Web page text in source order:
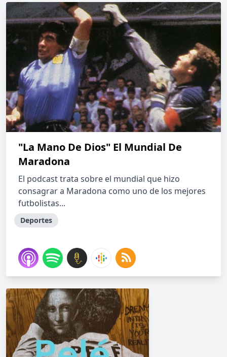
"La Mano De Dios" El Mundial De
Maradona
El podcast trata sobre el mundial que hizo
consagrar a Maradona como uno de los mejores
futbolistas...
Deportes